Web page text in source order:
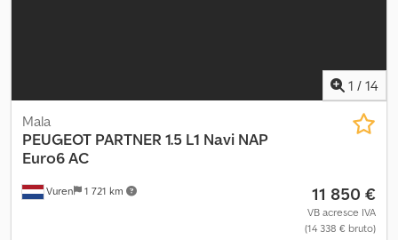
1 / 14
Vuren 1 721 km
Mala
PEUGEOT PARTNER 1.5 L1 Navi NAP
Euro6 AC
11 850 €
VB acresce IVA
(14 338 € bruto)